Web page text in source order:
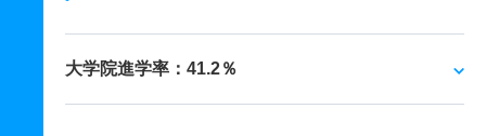
大学院進学率：41.2％